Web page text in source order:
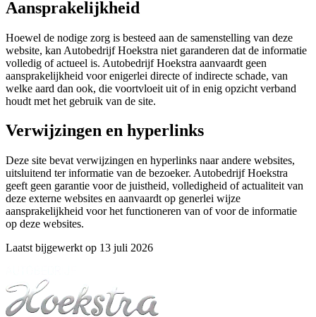
Aansprakelijkheid
Hoewel de nodige zorg is besteed aan de samenstelling van deze
website, kan Autobedrijf Hoekstra niet garanderen dat de informatie
volledig of actueel is. Autobedrijf Hoekstra aanvaardt geen
aansprakelijkheid voor enigerlei directe of indirecte schade, van
welke aard dan ook, die voortvloeit uit of in enig opzicht verband
houdt met het gebruik van de site.
Verwijzingen en hyperlinks
Deze site bevat verwijzingen en hyperlinks naar andere websites,
uitsluitend ter informatie van de bezoeker. Autobedrijf Hoekstra
geeft geen garantie voor de juistheid, volledigheid of actualiteit van
deze externe websites en aanvaardt op generlei wijze
aansprakelijkheid voor het functioneren van of voor de informatie
op deze websites.
Laatst bijgewerkt op 13 juli 2026